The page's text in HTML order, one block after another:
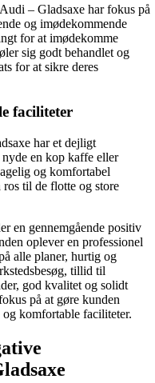
– Gladsaxe har fokus på
og imødekommende
for at imødekomme
sig godt behandlet og
for at sikre deres
faciliteter
har et dejligt
en kop kaffe eller
og komfortabel
til de flotte og store
en gennemgående positiv
oplever en professionel
alle planer, hurtig og
tillid til
god kvalitet og solidt
på at gøre kunden
komfortable faciliteter.